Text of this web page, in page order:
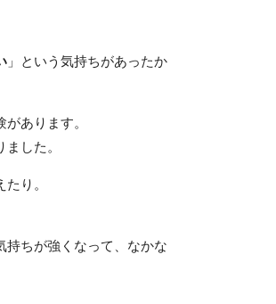
」という気持ちがあったか
あります。
した。
り。
持ちが強くなって、なかな